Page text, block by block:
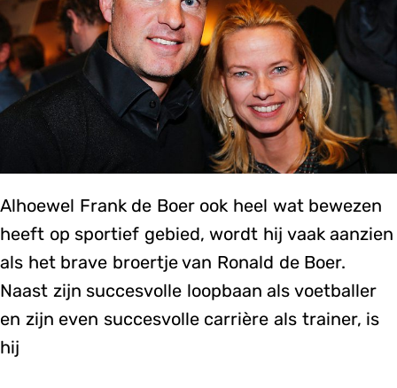
Alhoewel Frank de Boer ook heel wat bewezen
heeft op sportief gebied, wordt hij vaak aanzien
als het brave broertje van Ronald de Boer.
Naast zijn succesvolle loopbaan als voetballer
en zijn even succesvolle carrière als trainer, is
hij